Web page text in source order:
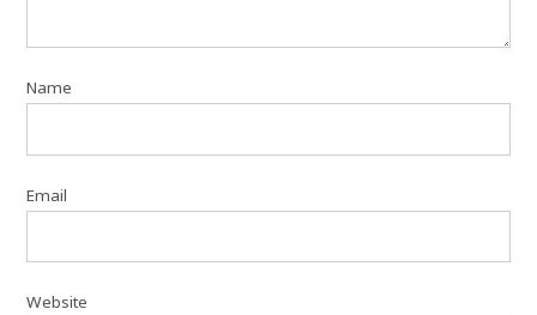
Name
Email
Website